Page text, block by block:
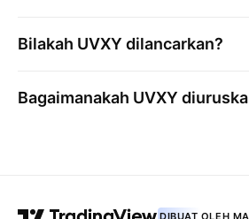
Bilakah UVXY dilancarkan?
Bagaimanakah UVXY
DIBUAT OLEH